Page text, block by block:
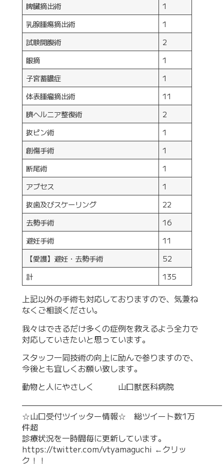
脾臓摘出術
1
乳腺腫瘍摘出術
1
試験開腹術
2
眼摘
1
子宮蓄膿症
1
体表腫瘤摘出術
11
臍ヘルニア整復術
2
抜ピン術
1
創傷手術
1
断尾術
1
アブセス
1
抜歯及びスケーリング
22
去勢手術
16
避妊手術
11
【愛護】避妊・去勢手術
52
計
135
上記以外の手術も対応しておりますので、気兼ね
なくご相談ください。
我々はできるだけ多くの症例を救えるよう全力で
対応していきたいと思っています。
スタッフ一同技術の向上に励んで参りますので、
今後とも宜しくお願い致します。
動物と人にやさしく 山口獣医科病院
—————————————————————————
☆山口受付ツイッター情報☆ 総ツイート数1万
件超
診療状況を一時間毎に更新しています。
https://twitter.com/vtyamaguchi ←クリッ
ク！！